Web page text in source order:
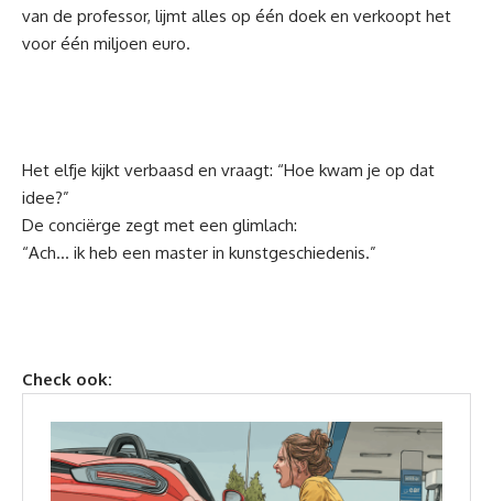
van de professor, lijmt alles op één doek en verkoopt het
voor één miljoen euro.
Het elfje kijkt verbaasd en vraagt: “Hoe kwam je op dat
idee?”
De conciërge zegt met een glimlach:
“Ach… ik heb een master in kunstgeschiedenis.”
Check ook: